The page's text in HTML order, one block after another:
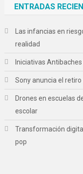
ENTRADAS
Las infancias en
realidad
Iniciativas
Sony anuncia el
Drones en escuelas
escolar
Transformación
pop